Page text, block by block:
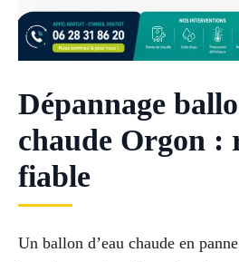
Dépannage
chaude Orgon :
fiable
Un ballon d’eau chaude en